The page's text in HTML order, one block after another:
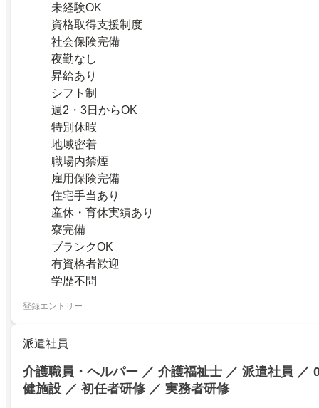
未経験OK
資格取得支援制度
社会保険完備
夜勤なし
昇給あり
シフト制
週2・3日からOK
特別休暇
地域密着
職場内禁煙
雇用保険完備
住宅手当あり
産休・育休実績あり
寮完備
ブランクOK
有資格者歓迎
学歴不問
登録エントリー
派遣社員
介護職員・ヘルパー ／ 介護福祉士 ／ 派遣社員 ／
健施設 ／ 初任者研修 ／ 実務者研修